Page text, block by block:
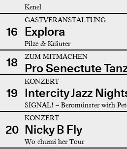
Kenel
16
GASTVERANSTALTUNG
Explora
Pilze & Kräuter
18 ZUM MITMACHEN
Pro Senectute
19
KONZERT
Intercity Jazz
SIGNAL! – Beromünster with
20
KONZERT
Nicky B Fly
Wo chumi her Tour